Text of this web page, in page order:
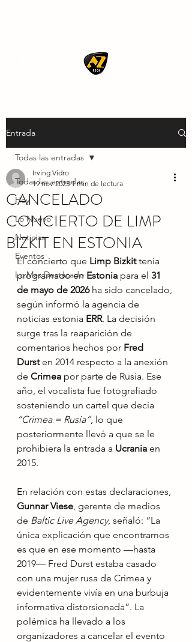
Entrada
Todas las entradas
Hoy
Lo Nuevo
Noticias
Eventos
Lo Mas Destacado
Todas las entradas
CANCELADO
CONCIERTO DE LIMP
BIZKIT EN ESTONIA
Irving Vidro
19 nov 2025 1 min de lectura
El concierto que Limp Bizkit tenía
programado en Estonia para el 31
de mayo de 2026 ha sido cancelado,
según informó la agencia de
noticias estonia ERR. La decisión
surge tras la reaparición de
comentarios hechos por Fred
Durst en 2014 respecto a la anexión
de Crimea por parte de Rusia. Ese
año, el vocalista fue fotografiado
sosteniendo un cartel que decía
“Crimea = Rusia”, lo que
posteriormente llevó a que se le
prohibiera la entrada a Ucrania en
2015.
En relación con estas declaraciones,
Gunnar Viese, gerente de medios
de Baltic Live Agency, señaló: “La
única explicación que encontramos
es que en ese momento —hasta
2019— Fred Durst estaba casado
con una mujer rusa de Crimea y
evidentemente vivía en una burbuja
informativa distorsionada”. La
polémica ha llevado a los
organizadores a cancelar el evento